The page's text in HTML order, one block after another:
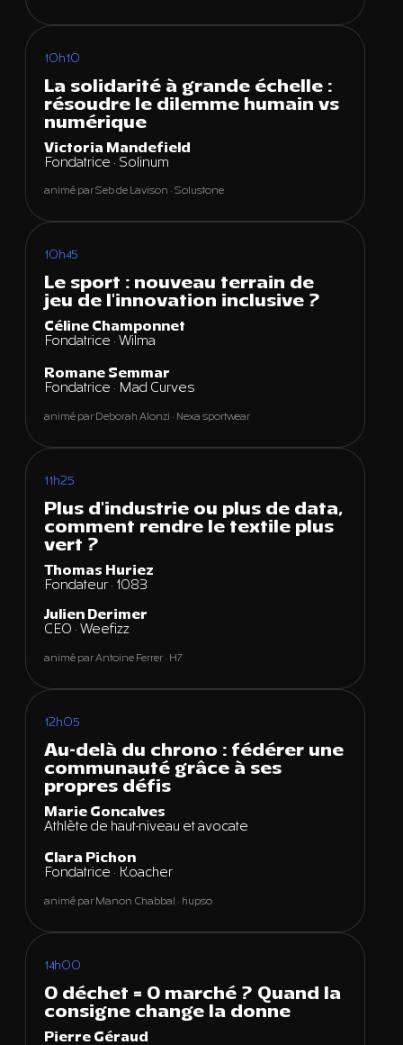
10h10
La solidarité à grande échelle :
résoudre le dilemme humain vs
numérique
Victoria Mandefield
Fondatrice · Solinum
animé par Seb de Lavison · Solustone
10h45
Le sport : nouveau terrain de
jeu de l'innovation inclusive ?
Céline Champonnet
Fondatrice · Wilma
Romane Semmar
Fondatrice · Mad Curves
animé par Deborah Alonzi · Nexa sportwear
11h25
Plus d'industrie ou plus de data,
comment rendre le textile plus
vert ?
Thomas Huriez
Fondateur · 1083
Julien Derimer
CEO · Weefizz
animé par Antoine Ferrer · H7
12h05
Au-delà du chrono : fédérer une
communauté grâce à ses
propres défis
Marie Goncalves
Athlète de haut-niveau et avocate
Clara Pichon
Fondatrice · Koacher
animé par Manon Chabbal · hupso
14h00
0 déchet = 0 marché ? Quand la
consigne change la donne
Pierre Géraud